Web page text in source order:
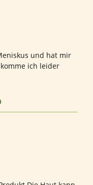
und hat mir
ich leider